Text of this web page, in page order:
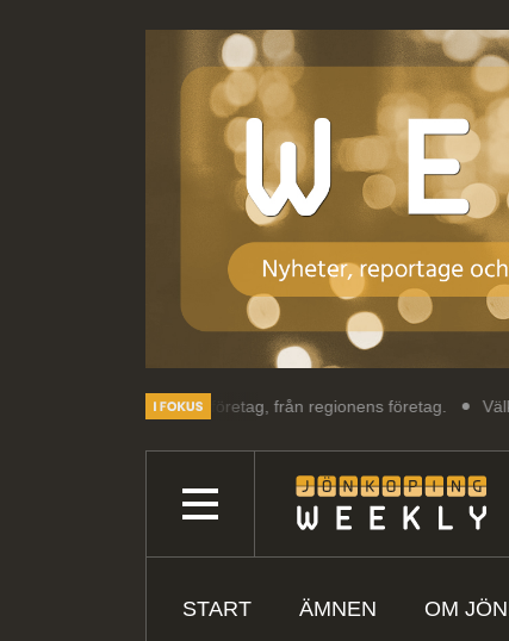
regionens företag, från regionens företag. Välkommen till
START ÄMNEN OM